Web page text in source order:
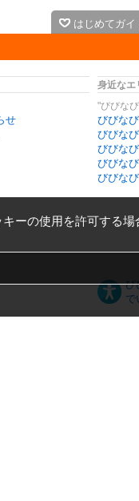
はじめてガイ
せ
身近なエ
"びびな
びびな
びびな
びびなび
びびな
びびな
び
で
ーの使用を許可する